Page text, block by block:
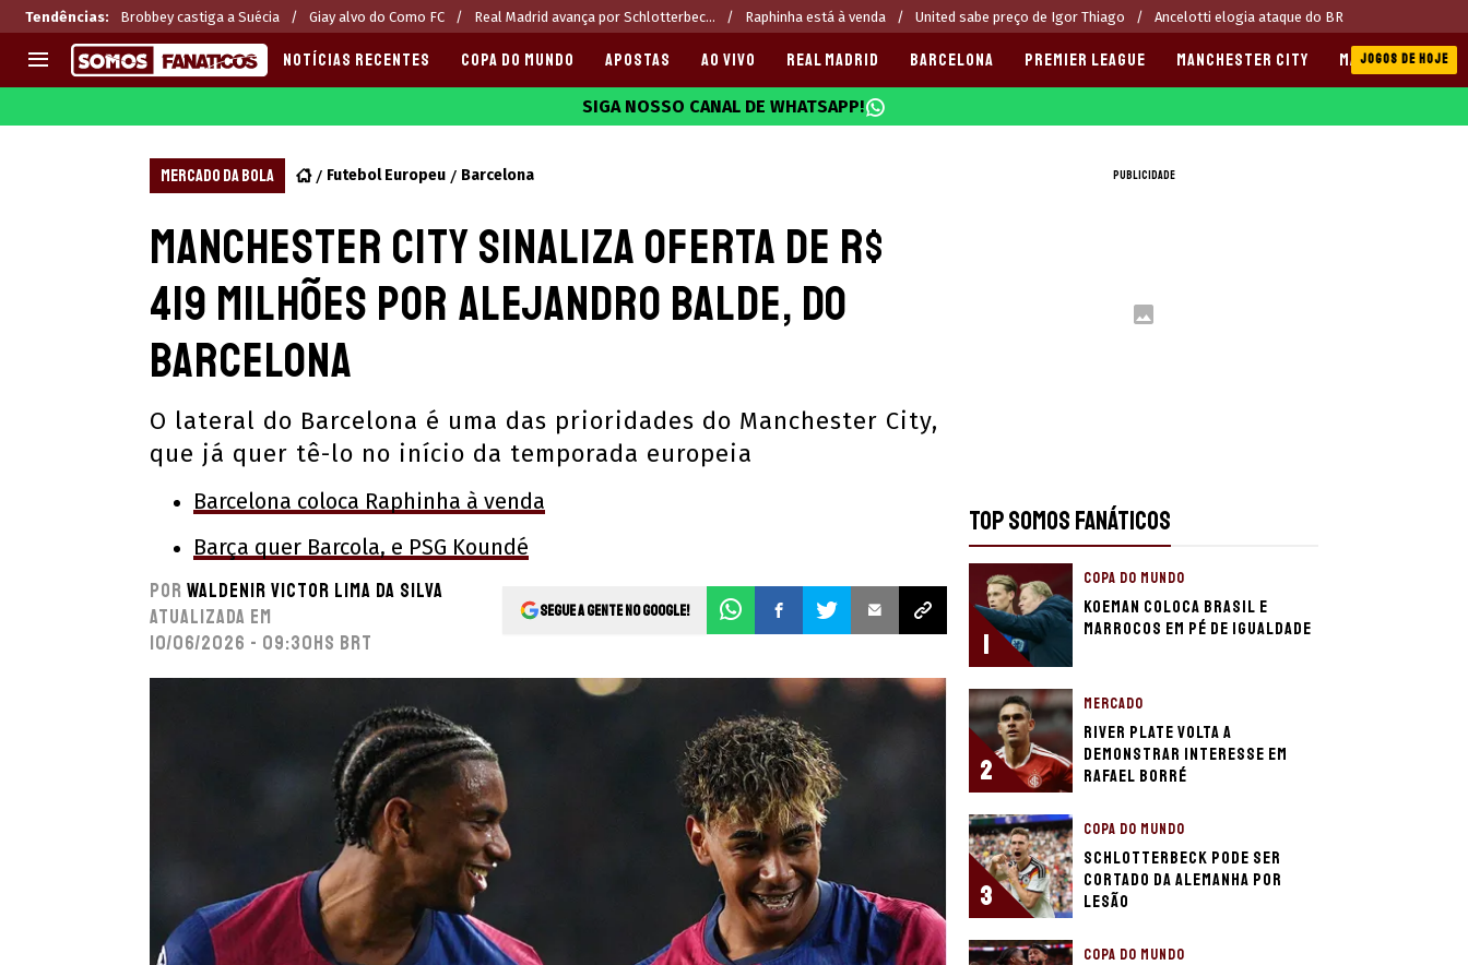
Tendências: Brobbey castiga a Suécia Giay alvo do Como FC Real Madrid avança por Schlotterbec... Raphinha está à venda United sabe preço de Igor Thiago Ancelotti elogia ataque do BR
CHAMPIONS LEAGUE
PREMIER LEAGUE
LIGA PORTUGUESA
Melhores sites de apostas 2025
Últimas
CASAS DE APOSTAS
CÓDIGOS e OFERTAS
APPS
NOTÍCIAS RECENTES COPA DO MUNDO APOSTAS AO VIVO REAL MADRID BARCELONA PREMIER LEAGUE MANCHESTER CITY MANCHESTER
JOGOS DE HOJE
SIGA NOSSO CANAL DE WHATSAPP!
MERCADO DA BOLA Futebol Europeu Barcelona
Manchester City sinaliza oferta de R$
419 milhões por Alejandro Balde, do
Barcelona
O lateral do Barcelona é uma das prioridades do Manchester City,
que já quer tê-lo no início da temporada europeia
Barcelona coloca Raphinha à venda
Barça quer Barcola, e PSG Koundé
Por Waldenir Victor Lima Da Silva
Atualizada em
10/06/2026 - 09:30hs BRT
Segue a gente no Google!
PUBLICIDADE
TOP SOMOS FANÁTICOS
1
COPA DO MUNDO
Koeman coloca Brasil e
Marrocos em pé de igualdade
2
MERCADO
River Plate volta a
demonstrar interesse em
Rafael Borré
3
COPA DO MUNDO
Schlotterbeck pode ser
cortado da Alemanha por
lesão
COPA DO MUNDO